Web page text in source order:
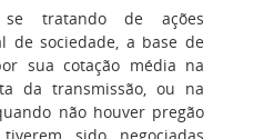
tratando de ações
de sociedade, a base de
sua cotação média na
da transmissão, ou na
não houver pregão